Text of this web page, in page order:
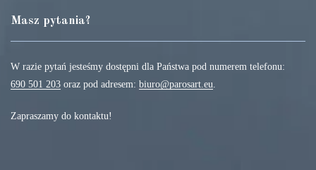
Masz pytania?
W razie pytań jesteśmy dostępni dla Państwa pod numerem telefonu:
690 501 203 oraz pod adresem: biuro@parosart.eu.
Zapraszamy do kontaktu!